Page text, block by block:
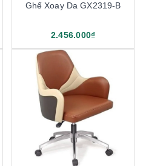
Ghế Xoay Da GX2319-B
2.456.000₫